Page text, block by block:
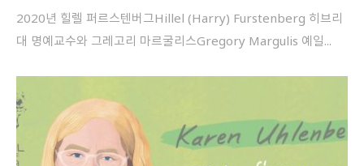
2020년 힐렐 퍼르스텐버그Hillel (Harry) Furstenberg 히브리
대 명예교수와 그레고리 마르굴리스Gregory Margulis 예일...